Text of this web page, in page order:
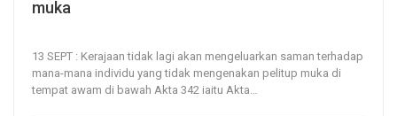
muka
13 SEPT : Kerajaan tidak lagi akan mengeluarkan saman terhadap
mana-mana individu yang tidak mengenakan pelitup muka di
tempat awam di bawah Akta 342 iaitu Akta…